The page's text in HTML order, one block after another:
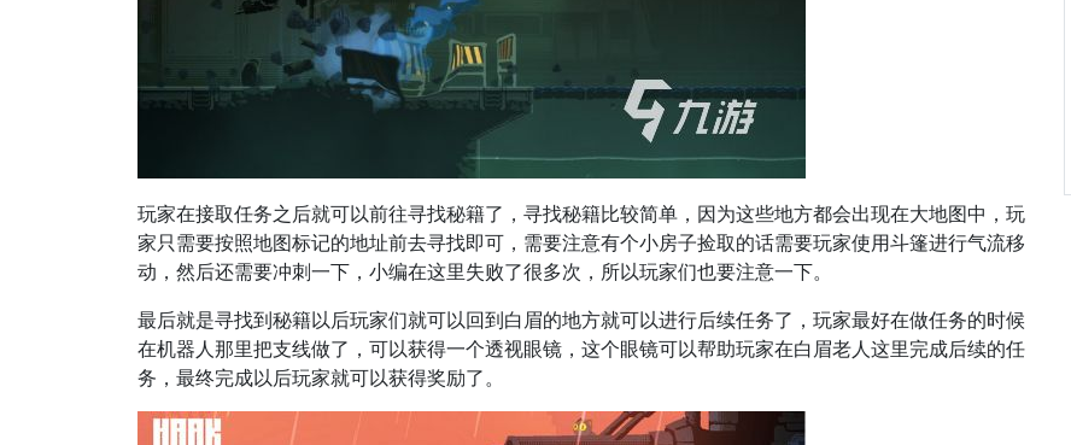
玩家在接取任务之后就可以前往寻找秘籍了，寻找秘籍比较简单，因为这些地方都会出现在大地图中，玩
家只需要按照地图标记的地址前去寻找即可，需要注意有个小房子捡取的话需要玩家使用斗篷进行气流移
动，然后还需要冲刺一下，小编在这里失败了很多次，所以玩家们也要注意一下。
最后就是寻找到秘籍以后玩家们就可以回到白眉的地方就可以进行后续任务了，玩家最好在做任务的时候
在机器人那里把支线做了，可以获得一个透视眼镜，这个眼镜可以帮助玩家在白眉老人这里完成后续的任
务，最终完成以后玩家就可以获得奖励了。